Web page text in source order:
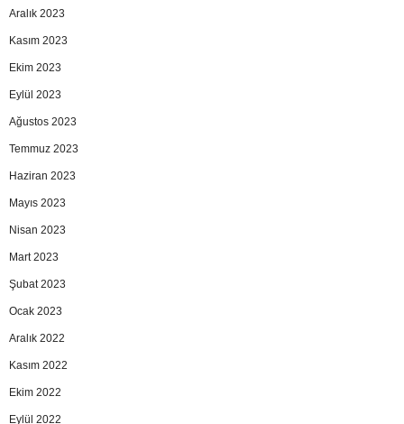
Aralık 2023
Kasım 2023
Ekim 2023
Eylül 2023
Ağustos 2023
Temmuz 2023
Haziran 2023
Mayıs 2023
Nisan 2023
Mart 2023
Şubat 2023
Ocak 2023
Aralık 2022
Kasım 2022
Ekim 2022
Eylül 2022